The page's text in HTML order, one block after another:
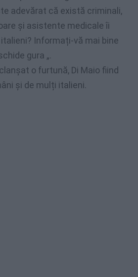
adevărat că există criminali,
și asistente medicale îi
Informați-vă mai bine
gura „.
o furtună, Di Maio fiind
și de mulți italieni.